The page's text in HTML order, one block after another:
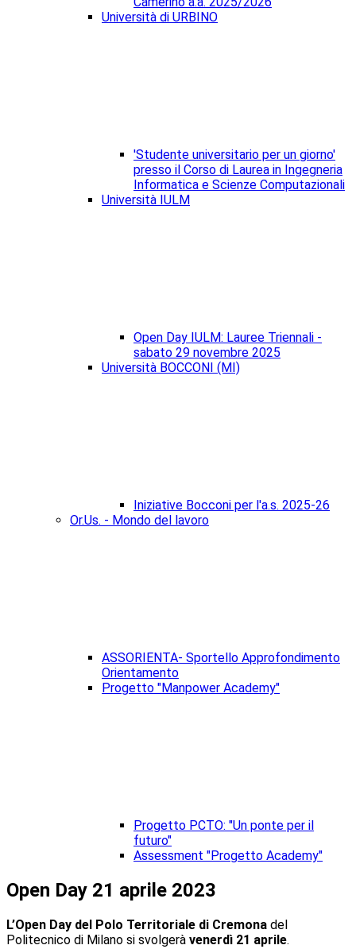
Università di URBINO
'Studente universitario per un giorno'
presso il Corso di Laurea in Ingegneria
Informatica e Scienze Computazionali
Università IULM
Open Day IULM: Lauree Triennali -
sabato 29 novembre 2025
Università BOCCONI (MI)
Iniziative Bocconi per l'a.s. 2025-26
Or.Us. - Mondo del lavoro
ASSORIENTA- Sportello Approfondimento
Orientamento
Progetto "Manpower Academy"
Progetto PCTO: "Un ponte per il
futuro"
Assessment "Progetto Academy"
Open Day 21 aprile 2023
L’Open Day del Polo Territoriale di Cremona del
Politecnico di Milano si svolgerà venerdì 21 aprile.